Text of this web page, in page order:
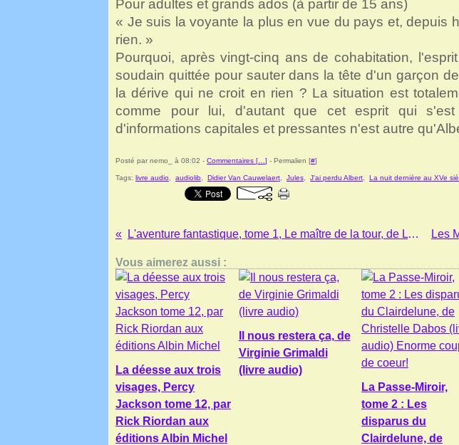
Pour adultes et grands ados (à partir de 15 ans)
« Je suis la voyante la plus en vue du pays et, depuis
rien. »
Pourquoi, après vingt-cinq ans de cohabitation,
soudain quittée pour sauter dans la tête d'un garçon
la dérive qui ne croit en rien ? La situation est
comme pour lui, d'autant que cet esprit qui
d'informations capitales et pressantes n'est autre
Posté par nemo_ à 08:02 - Commentaires [ ] - Permalien [#]
Tags: livre audio audiolib Didier Van Cauwelaert Jules J'ai perdu Albert La nuit dernière au XVe
L'aventure fantastique, tome 1, Le maître de la tour, de Lylian et Paul Drouin (BD)
Vous aimerez aussi :
La déesse aux trois
visages, Percy
Jackson tome 12, par
Rick Riordan aux
éditions Albin Michel
Il nous restera ça, de
Virginie Grimaldi
(livre audio)
La Passe-Miroir,
tome 2 : Les
disparus du
Clairdelune, de